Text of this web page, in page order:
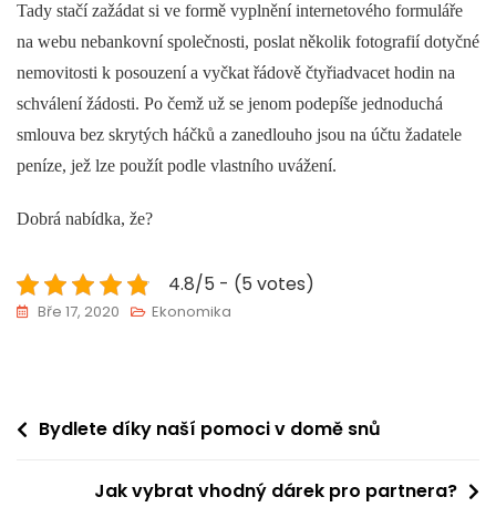
Tady stačí zažádat si ve formě vyplnění internetového formuláře
na webu nebankovní společnosti, poslat několik fotografií dotyčné
nemovitosti k posouzení a vyčkat řádově čtyřiadvacet hodin na
schválení žádosti. Po čemž už se jenom podepíše jednoduchá
smlouva bez skrytých háčků a zanedlouho jsou na účtu žadatele
peníze, jež lze použít podle vlastního uvážení.
Dobrá nabídka, že?
4.8/5 - (5 votes)
Bře 17, 2020 Ekonomika
Navigace
příspěvek
Bydlete díky naší pomoci v domě snů
Jak vybrat vhodný dárek pro partnera?